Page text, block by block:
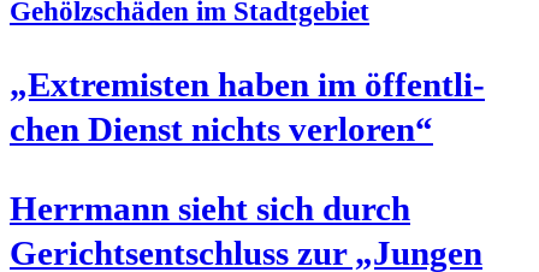
Gehölz­schä­den im Stadtgebiet
„Extre­mis­ten haben im öffent­li­
chen Dienst nichts verloren“
Herr­mann sieht sich durch
Gerichts­ent­schluss zur „Jun­gen